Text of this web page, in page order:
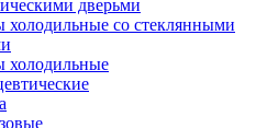
дверьми
со стеклянными